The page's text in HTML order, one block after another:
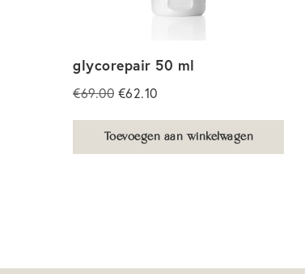
glycorepair 50 ml
€69.00 Oorspronkelijke
€69.00.
€62.10Huidige
Toevoegen aan winkelwagen